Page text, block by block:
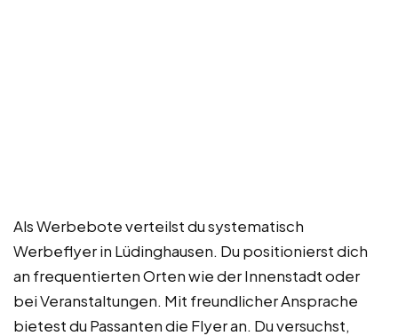
Als Werbebote verteilst du systematisch
Werbeflyer in Lüdinghausen. Du positionierst dich
an frequentierten Orten wie der Innenstadt oder
bei Veranstaltungen. Mit freundlicher Ansprache
bietest du Passanten die Flyer an. Du versuchst,